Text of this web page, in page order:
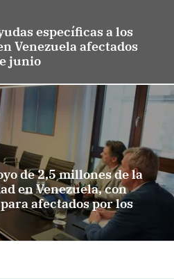
específicas a los
Venezuela afectados
junio
de 2,5 millones de la
en Venezuela, con
afectados por los